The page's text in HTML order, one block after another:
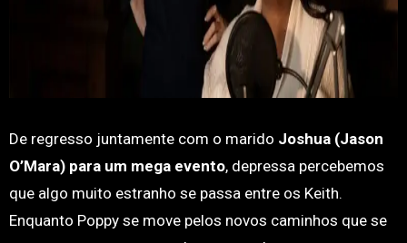
De regresso juntamente com o marido Joshua (Jason
O’Mara) para um mega evento, depressa percebemos
que algo muito estranho se passa entre os Keith.
Enquanto Poppy se move pelos novos caminhos que se